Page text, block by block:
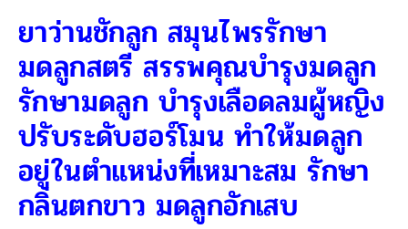
ยาว่านชักลูก สมุนไพรรักษา
มดลูกสตรี สรรพคุณบำรุงมดลูก
รักษามดลูก บำรุงเลือดลมผู้หญิง
ปรับระดับฮอร์โมน ทำให้มดลูก
อยู่ในตำแหน่งที่เหมาะสม รักษา
กลิ่นตกขาว มดลูกอักเสบ